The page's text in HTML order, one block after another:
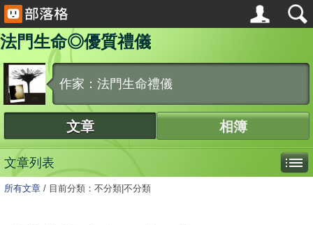
法門生命◎優質禮儀
作家：法門生命禮儀
文章 相簿
文章列表
所有文章 / 目前分類：不分類|不分類